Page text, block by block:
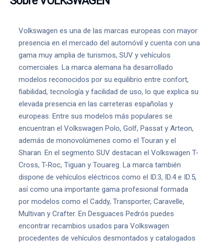
Volkswagen es una de las marcas europeas con mayor
presencia en el mercado del automóvil y cuenta con una
gama muy amplia de turismos, SUV y vehículos
comerciales. La marca alemana ha desarrollado
modelos reconocidos por su equilibrio entre confort,
fiabilidad, tecnología y facilidad de uso, lo que explica su
elevada presencia en las carreteras españolas y
europeas. Entre sus modelos más populares se
encuentran el Volkswagen Polo, Golf, Passat y Arteon,
además de monovolúmenes como el Touran y el
Sharan. En el segmento SUV destacan el Volkswagen T-
Cross, T-Roc, Tiguan y Touareg. La marca también
dispone de vehículos eléctricos como el ID.3, ID.4 e ID.5,
así como una importante gama profesional formada
por modelos como el Caddy, Transporter, Caravelle,
Multivan y Crafter. En Desguaces Pedrós puedes
encontrar recambios usados para Volkswagen
procedentes de vehículos desmontados y catalogados